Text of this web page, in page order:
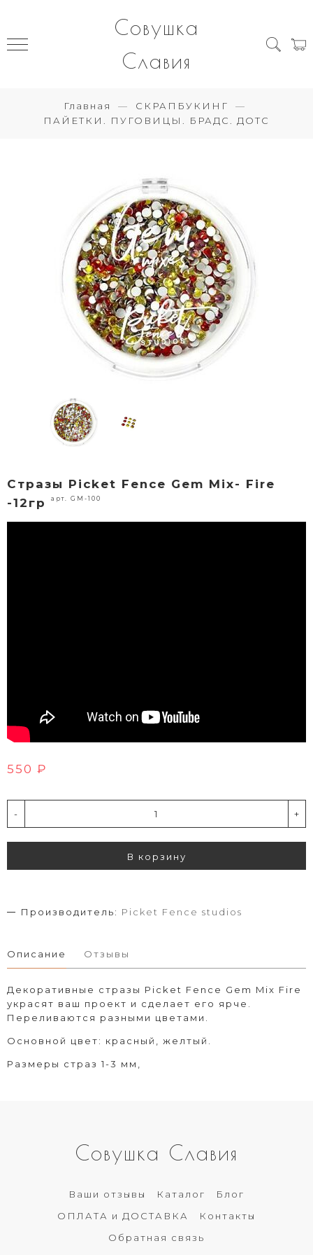
Совушка
Славия
Главная
СКРАПБУКИНГ
ПАЙЕТКИ. ПУГОВИЦЫ. БРАДС. ДОТС
Стразы Picket Fence Gem Mix- Fire
-12гр
арт. GM-100
550 ₽
- +
В корзину
Производитель: Picket Fence studios
Описание Отзывы
Декоративные стразы Picket Fence Gem Mix Fire
украсят ваш проект и сделает его ярче.
Переливаются разными цветами.
Основной цвет: красный, желтый.
Размеры страз 1-3 мм,
Совушка Славия
Ваши отзывы Каталог
Блог
ОПЛАТА и ДОСТАВКА
Контакты
Обратная связь